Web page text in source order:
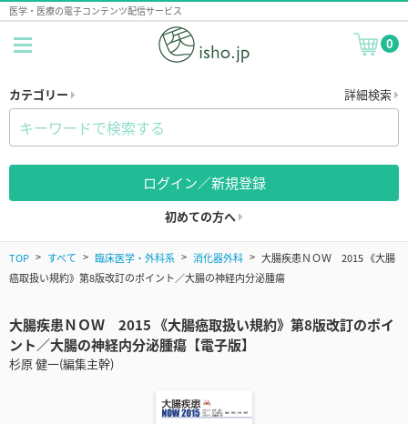
医学・医療の電子コンテンツ配信サービス
0
カテゴリー 詳細検索
ログイン／新規登録
初めての方へ
TOP すべて 臨床医学・外科系 消化器外科
大腸疾患ＮＯＷ 2015 《大腸
癌取扱い規約》第8版改訂のポイント／大腸の神経内分泌腫瘍
大腸疾患ＮＯＷ 2015 《大腸癌取扱い規約》第8版改訂のポイ
ント／大腸の神経内分泌腫瘍【電子版】
杉原 健一(編集主幹)